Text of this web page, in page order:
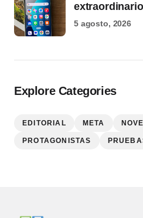
extraordinario
5 agosto, 2026
Explore Categories
EDITORIAL META
PROTAGONISTAS